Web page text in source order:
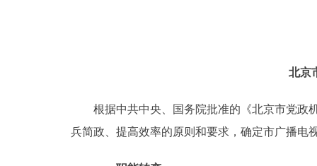
政民互动
北京
根据中共中央、国务院批准的《北京市党政机
兵简政、提高效率的原则和要求，确定市广播电